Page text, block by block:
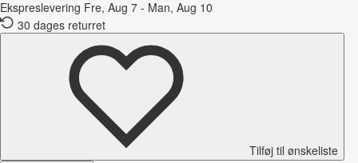
Ekspreslevering Fre, Aug 7 - Man, Aug 10
30 dages returret
Tilføj til ønskeliste